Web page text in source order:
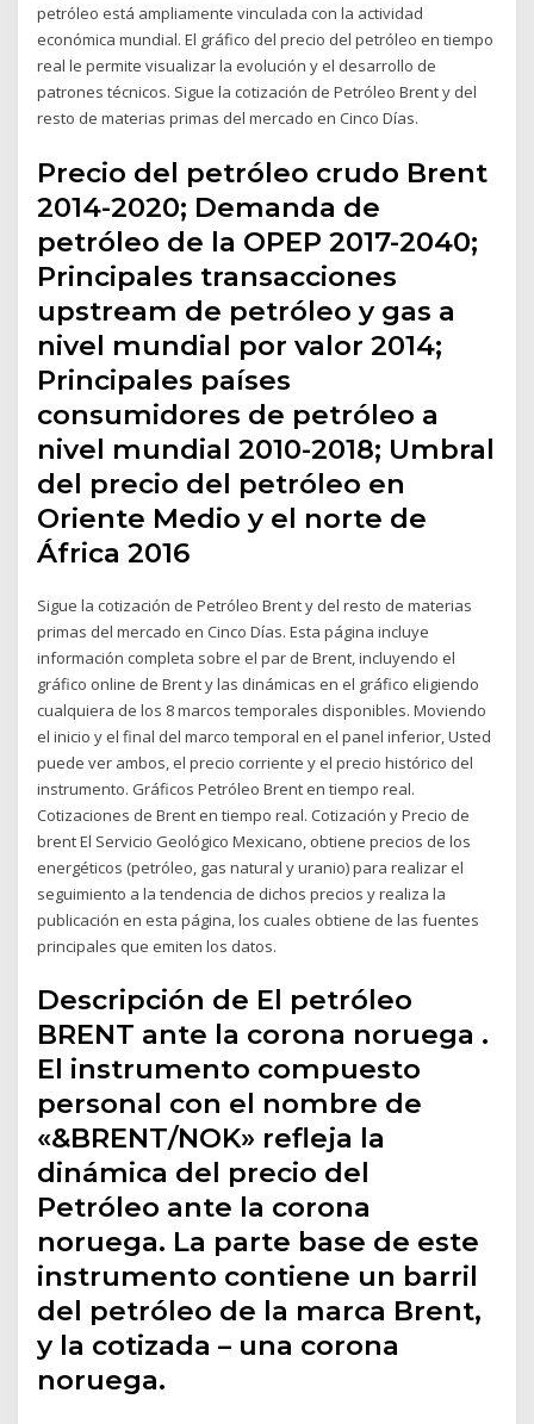
petróleo está ampliamente vinculada con la actividad
económica mundial. El gráfico del precio del petróleo en tiempo
real le permite visualizar la evolución y el desarrollo de
patrones técnicos. Sigue la cotización de Petróleo Brent y del
resto de materias primas del mercado en Cinco Días.
Precio del petróleo crudo Brent
2014-2020; Demanda de
petróleo de la OPEP 2017-2040;
Principales transacciones
upstream de petróleo y gas a
nivel mundial por valor 2014;
Principales países
consumidores de petróleo a
nivel mundial 2010-2018; Umbral
del precio del petróleo en
Oriente Medio y el norte de
África 2016
Sigue la cotización de Petróleo Brent y del resto de materias
primas del mercado en Cinco Días. Esta página incluye
información completa sobre el par de Brent, incluyendo el
gráfico online de Brent y las dinámicas en el gráfico eligiendo
cualquiera de los 8 marcos temporales disponibles. Moviendo
el inicio y el final del marco temporal en el panel inferior, Usted
puede ver ambos, el precio corriente y el precio histórico del
instrumento. Gráficos Petróleo Brent en tiempo real.
Cotizaciones de Brent en tiempo real. Cotización y Precio de
brent El Servicio Geológico Mexicano, obtiene precios de los
energéticos (petróleo, gas natural y uranio) para realizar el
seguimiento a la tendencia de dichos precios y realiza la
publicación en esta página, los cuales obtiene de las fuentes
principales que emiten los datos.
Descripción de El petróleo
BRENT ante la corona noruega .
El instrumento compuesto
personal con el nombre de
«&BRENT/NOK» refleja la
dinámica del precio del
Petróleo ante la corona
noruega. La parte base de este
instrumento contiene un barril
del petróleo de la marca Brent,
y la cotizada – una corona
noruega.